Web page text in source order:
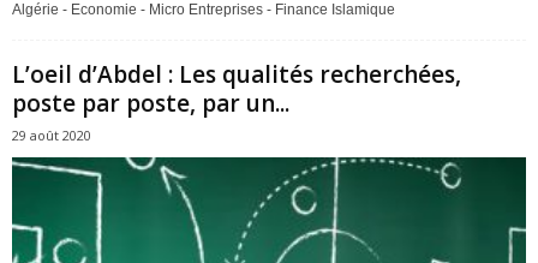
Algérie - Economie - Micro Entreprises - Finance Islamique
L’oeil d’Abdel : Les qualités recherchées,
poste par poste, par un...
29 août 2020